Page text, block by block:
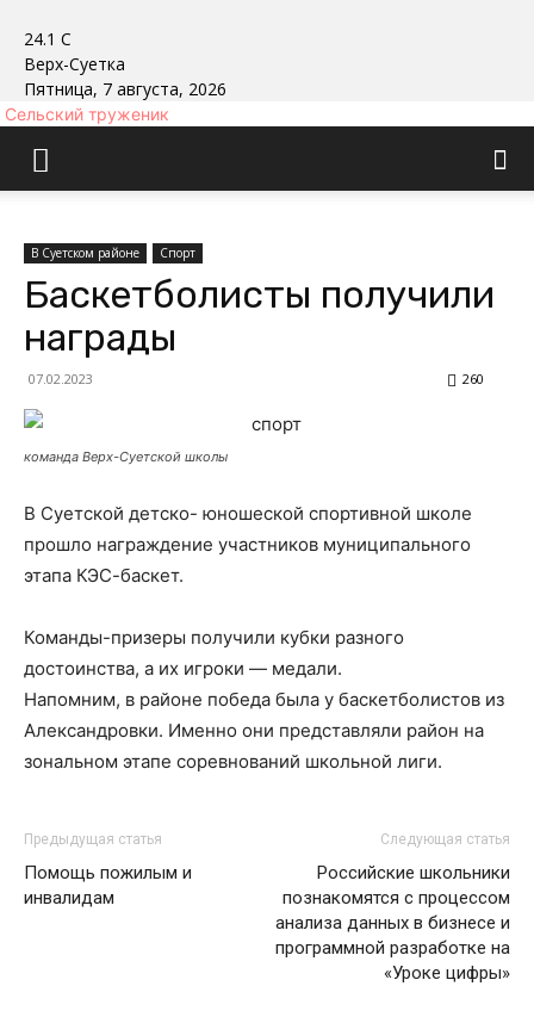
24.1 C
Верх-Суетка
Пятница, 7 августа, 2026
Сельский труженик
В Суетском районе Спорт
Баскетболисты получили
награды
07.02.2023 260
команда Верх-Суетской школы
В Суетской детско- юношеской спортивной школе
прошло награждение участников муниципального
этапа КЭС-баскет.
Команды-призеры получили кубки разного
достоинства, а их игроки — медали.
Напомним, в районе победа была у баскетболистов из
Александровки. Именно они представляли район на
зональном этапе соревнований школьной лиги.
Предыдущая статья
Помощь пожилым и
инвалидам
Следующая статья
Российские школьники
познакомятся с процессом
анализа данных в бизнесе и
программной разработке на
«Уроке цифры»